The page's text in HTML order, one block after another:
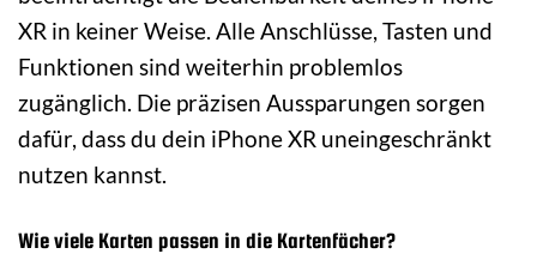
XR in keiner Weise. Alle Anschlüsse, Tasten und
Funktionen sind weiterhin problemlos
zugänglich. Die präzisen Aussparungen sorgen
dafür, dass du dein iPhone XR uneingeschränkt
nutzen kannst.
Wie viele Karten passen in die Kartenfächer?